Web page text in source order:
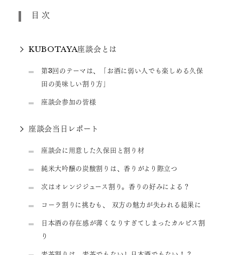
目次
KUBOTAYA座談会とは
第3回のテーマは、「お酒に弱い人でも楽しめる久保
田の美味しい割り方」
座談会参加の皆様
座談会当日レポート
座談会に用意した久保田と割り材
純米大吟醸の炭酸割りは、香りがより際立つ
次はオレンジジュース割り。香りの好みによる？
コーラ割りに挑むも、 双方の魅力が失われる結果に
日本酒の存在感が薄くなりすぎてしまったカルピス割
り